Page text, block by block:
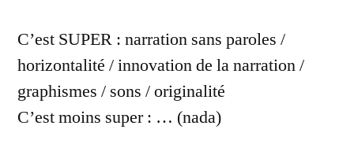
C’est SUPER : narration sans paroles /
horizontalité / innovation de la narration /
graphismes / sons / originalité
C’est moins super : … (nada)